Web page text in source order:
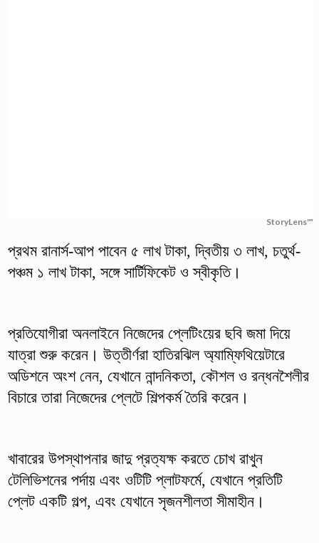
StoryLens™
প্রথম রানার্স-আপ পাবেন ৫ লাখ টাকা, দ্বিতীয় ৩ লাখ, চতুর্থ-
পঞ্চম ১ লাখ টাকা, সঙ্গে সার্টিফিকেট ও স্বীকৃতি।
প্রতিযোগীরা অনলাইনে নিজেদের প্লেটিংয়ের ছবি জমা দিয়ে
যাত্রা শুরু করেন। উত্তীর্ণরা হাতিরঝিল অ্যাম্ফিথিয়েটারে
অডিশনে অংশ নেন, যেখানে নান্দনিকতা, কৌশল ও রন্ধনশৈলীর
বিচারে তারা নিজেদের প্লেটে শিল্পকর্ম তৈরি করেন।
খাবারের উপস্থাপনার জাদু প্রত্যক্ষ করতে চোখ রাখুন
টেলিভিশনের পর্দায় এবং ওটিটি প্লাটফর্মে, যেখানে প্রতিটি
প্লেট একটি গল্প, এবং যেখানে সৃজনশীলতা সীমাহীন।